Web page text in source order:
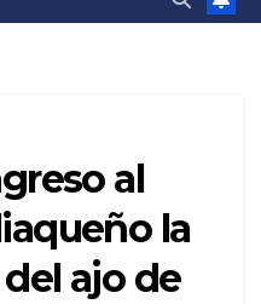
al
la
ajo de